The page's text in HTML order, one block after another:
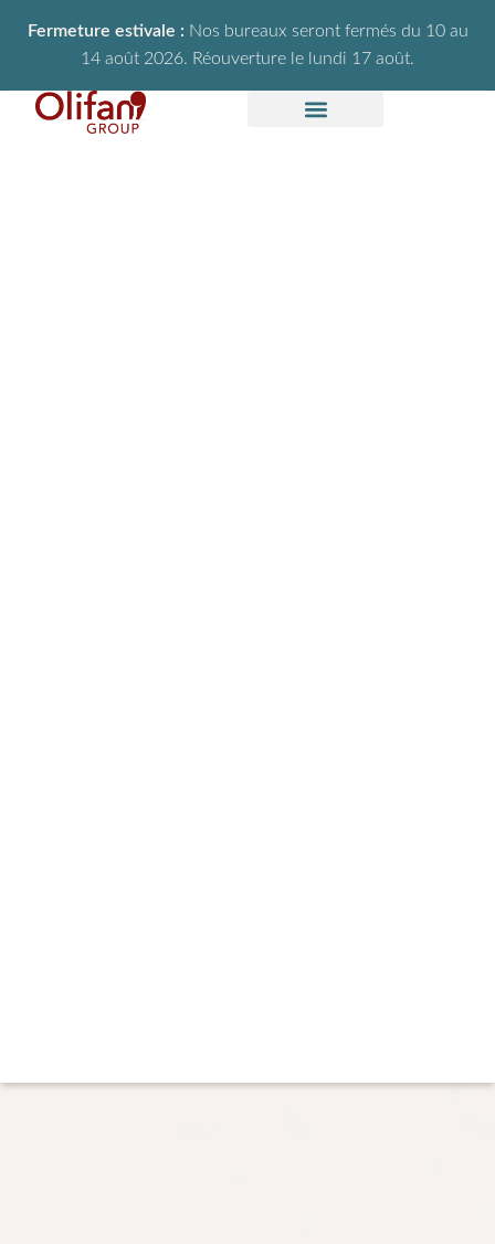
Fermeture estivale : Nos bureaux seront fermés du 10 au
14 août 2026. Réouverture le lundi 17 août.